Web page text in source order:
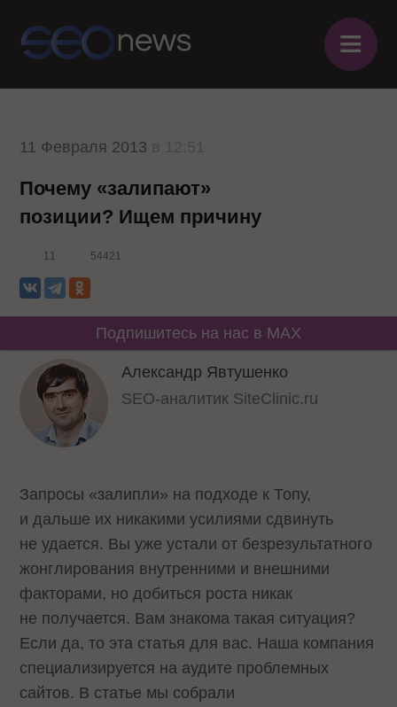
≡
11 Февраля 2013
Почему «залипают»
позиции? Ищем причину
11 54421
Подпишитесь на нас в MAX
Александр Явтушенко
SEO-аналитик SiteClinic.ru
Запросы «залипли» на подходе к Топу,
и дальше их никакими усилиями сдвинуть
не удается. Вы уже устали от безрезультатного
жонглирования внутренними и внешними
факторами, но добиться роста никак
не получается. Вам знакома такая ситуация?
Если да, то эта статья для вас. Наша компания
специализируется на аудите проблемных
сайтов. В статье мы собрали